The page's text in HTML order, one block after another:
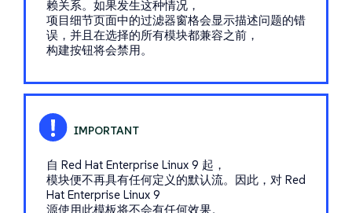
赖关系。如果发生这种情况，
项目细节页面中的过滤器窗格会显示描述问题的错
误，并且在选择的所有模块都兼容之前，
构建按钮将会禁用。
自 Red Hat Enterprise Linux 9 起，
模块便不再具有任何定义的默认流。因此，对 Red
Hat Enterprise Linux 9
源使用此模板将不会有任何效果。